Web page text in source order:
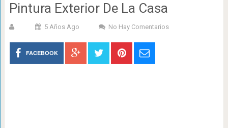
Pintura Exterior De La Casa
5 Años Ago No Hay Comentarios
FACEBOOK